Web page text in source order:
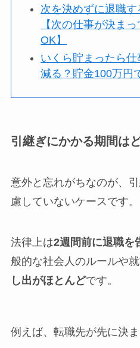
次を決めずに退職す
【次の仕事が決ま
OK】
いくら貯まったら
減る？貯金100万円
引継ぎにかかる期間は
意外と忘れがちなのが、
慮していないケースです。
法律上は2週間前に退職を
般的な社会人のルールや
し出がほとんどです。
例えば、転職先が先に決ま